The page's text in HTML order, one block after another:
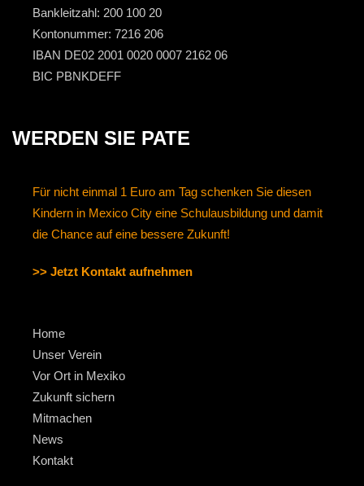
Bankleitzahl: 200 100 20
Kontonummer: 7216 206
IBAN DE02 2001 0020 0007 2162 06
BIC PBNKDEFF
WERDEN SIE PATE
Für nicht einmal 1 Euro am Tag schenken Sie diesen
Kindern in Mexico City eine Schulausbildung und damit
die Chance auf eine bessere Zukunft!
>> Jetzt Kontakt aufnehmen
Home
Unser Verein
Vor Ort in Mexiko
Zukunft sichern
Mitmachen
News
Kontakt